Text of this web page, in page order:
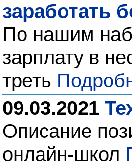
заработать
По нашим
зарплату в
треть
09.03.2021
Описание
онлайн-школ